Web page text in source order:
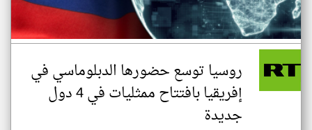
روسيا توسع حضورها الدبلوماسي في
إفريقيا بافتتاح ممثليات في 4 دول
جديدة